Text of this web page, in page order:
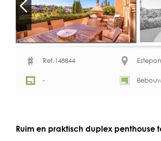
Ref.148844
-
Ruim en praktisch duplex penthouse